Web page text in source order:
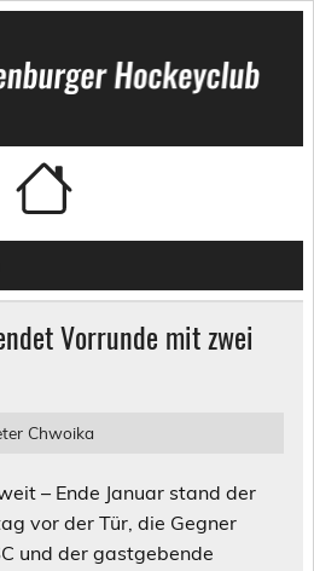
Hockeyclub
Vorrunde mit zwei
Chwoika
– Ende Januar stand der
vor der Tür, die Gegner
und der gastgebende